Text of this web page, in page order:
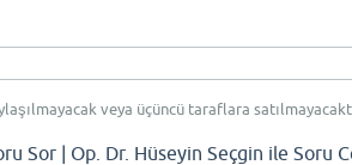
veya üçüncü taraflara
Sor | Op. Dr. Hüseyin Seçgin ile Soru